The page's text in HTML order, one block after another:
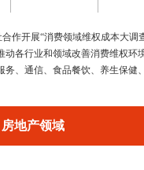
开展“消费领域维权成本大调
动各行业和领域改善消费维权环
通信、食品餐饮、养生保健
房地产领域